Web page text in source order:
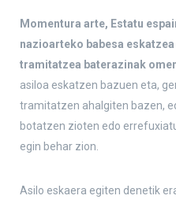
Momentura arte, Estatu
nazioarteko babesa
tramitatzea baterazinak
asiloa eskatzen bazuen eta,
tramitatzen ahalgiten bazen,
botatzen zioten edo
egin behar zion.
Asilo eskaera egiten denetik